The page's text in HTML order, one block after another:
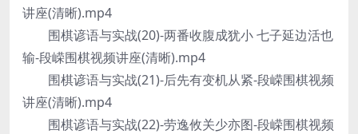
讲座(清晰).mp4
围棋谚语与实战(20)-两番收腹成犹小 七子延边活也
输-段嵘围棋视频讲座(清晰).mp4
围棋谚语与实战(21)-后先有变机从紧-段嵘围棋视频
讲座(清晰).mp4
围棋谚语与实战(22)-劳逸攸关少亦图-段嵘围棋视频